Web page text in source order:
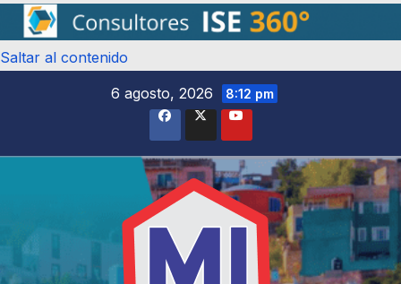
Saltar al contenido
6 agosto, 2026
8:12 pm